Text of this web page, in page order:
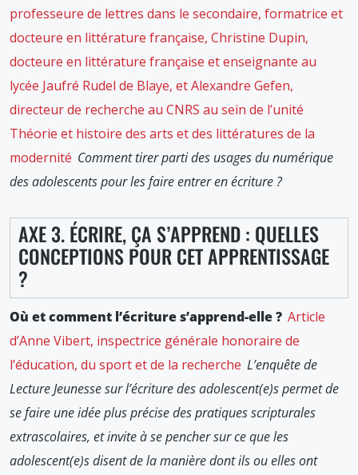
professeure de lettres dans le secondaire, formatrice et
docteure en littérature française, Christine Dupin,
docteure en littérature française et enseignante au
lycée Jaufré Rudel de Blaye, et Alexandre Gefen,
directeur de recherche au CNRS au sein de l’unité
Théorie et histoire des arts et des littératures de la
modernité Comment tirer parti des usages du numérique
des adolescents pour les faire entrer en écriture ?
AXE 3. ÉCRIRE, ÇA S’APPREND : QUELLES
CONCEPTIONS POUR CET APPRENTISSAGE
?
Où et comment l’écriture s’apprend-elle ? Article
d’Anne Vibert, inspectrice générale honoraire de
l’éducation, du sport et de la recherche L’enquête de
Lecture Jeunesse sur l’écriture des adolescent(e)s permet de
se faire une idée plus précise des pratiques scripturales
extrascolaires, et invite à se pencher sur ce que les
adolescent(e)s disent de la manière dont ils ou elles ont